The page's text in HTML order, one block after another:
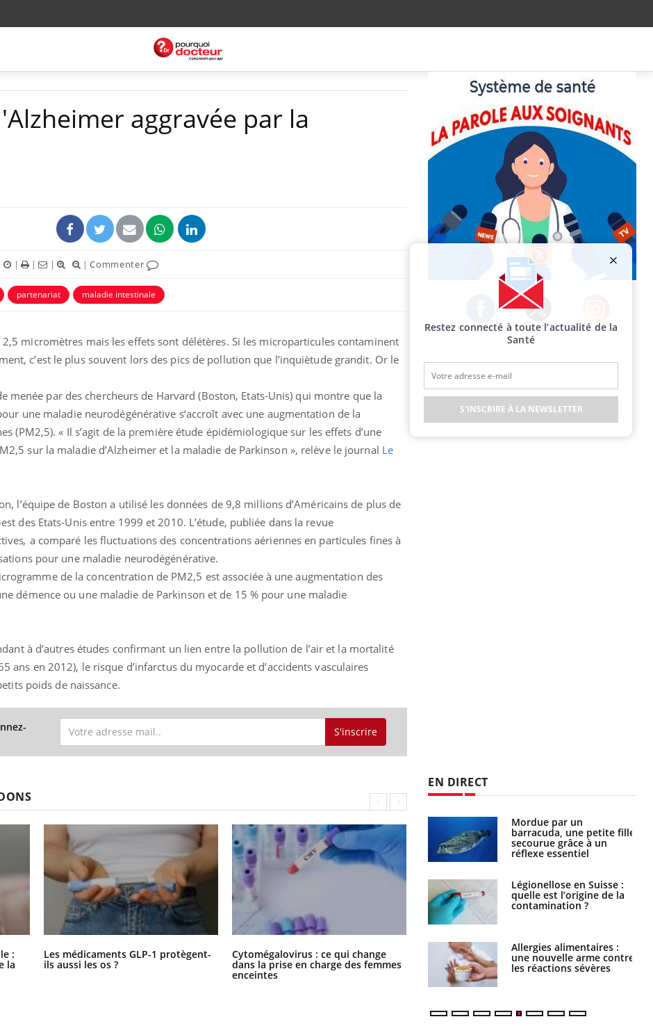
aggravée par la
| | | |Commenter
partenariat maladie intestinale
micromètres mais les effets sont délétères. Si les microparticules contaminent
c’est le plus souvent lors des pics de pollution que l’inquiètude grandit. Or le
menée par des chercheurs de Harvard (Boston, Etats-Unis) qui montre que la
une maladie neurodégénérative s’accroît avec une augmentation de la
(PM2,5). « Il s’agit de la première étude épidémiologique sur les effets d’une
sur la maladie d’Alzheimer et la maladie de Parkinson », relève le journal Le
l’équipe de Boston a utilisé les données de 9,8 millions d’Américains de plus de
des Etats-Unis entre 1999 et 2010. L’étude, publiée dans la revue
, a comparé les fluctuations des concentrations aériennes en particules fines à
pour une maladie neurodégénérative.
de la concentration de PM2,5 est associée à une augmentation des
démence ou une maladie de Parkinson et de 15 % pour une maladie
à d’autres études confirmant un lien entre la pollution de l’air et la mortalité
ans en 2012), le risque d’infarctus du myocarde et d’accidents vasculaires
poids de naissance.
S'inscrire
:
la
Les médicaments GLP-1 protègent-
ils aussi les os ?
Cytomégalovirus : ce qui change
dans la prise en charge des femmes
enceintes
La sieste empêche-t-elle de dormir
la nuit ?
Facebook Twitter Instagram
EN DIRECT
Grossesse et chaleur : ce
que dit la science
Le smartphone nuit-il à
l'apprentissage de la
lecture ?
vacances, elle reste dans
le coma pendant 42 jours
Mordue par un
barracuda, une petite fille
secourue grâce à un
réflexe essentiel
Légionellose en Suisse :
quelle est l’origine de la
contamination ?
Allergies alimentaires :
une nouvelle arme contre
les réactions sévères
Comment gérer le
sommeil des enfants en
vacances ?
Bilan prévention : ce que
les kinés pourront
bientôt faire
TDAH : quel est ce
traitement autorisé aux
États-Unis ?
Restez connecté à toute l’actualité de la
Santé
S'INSCRIRE À LA NEWSLETTER